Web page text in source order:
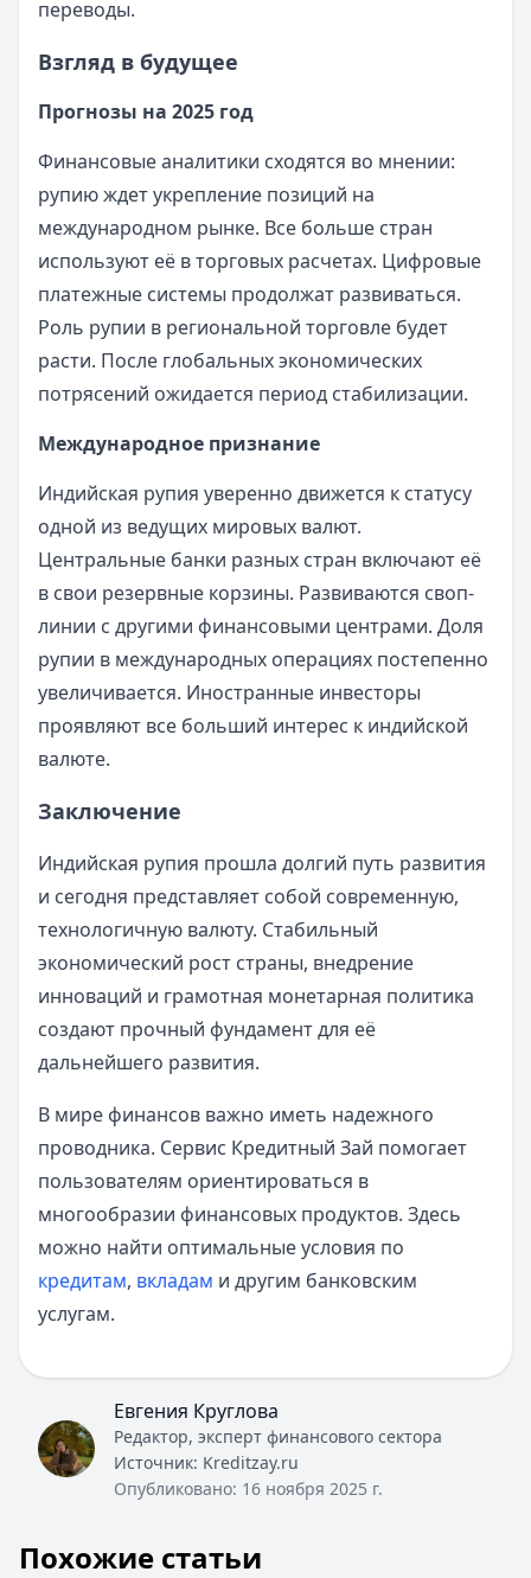
переводы.
Взгляд в будущее
Прогнозы на 2025 год
Финансовые аналитики сходятся во мнении:
рупию ждет укрепление позиций на
международном рынке. Все больше стран
используют её в торговых расчетах. Цифровые
платежные системы продолжат развиваться.
Роль рупии в региональной торговле будет
расти. После глобальных экономических
потрясений ожидается период стабилизации.
Международное признание
Индийская рупия уверенно движется к статусу
одной из ведущих мировых валют.
Центральные банки разных стран включают её
в свои резервные корзины. Развиваются своп-
линии с другими финансовыми центрами. Доля
рупии в международных операциях постепенно
увеличивается. Иностранные инвесторы
проявляют все больший интерес к индийской
валюте.
Заключение
Индийская рупия прошла долгий путь развития
и сегодня представляет собой современную,
технологичную валюту. Стабильный
экономический рост страны, внедрение
инноваций и грамотная монетарная политика
создают прочный фундамент для её
дальнейшего развития.
В мире финансов важно иметь надежного
проводника. Сервис Кредитный Зай помогает
пользователям ориентироваться в
многообразии финансовых продуктов. Здесь
можно найти оптимальные условия по
кредитам, вкладам и другим банковским
услугам.
Евгения Круглова
Редактор, эксперт финансового сектора
Источник: Kreditzay.ru
Опубликовано: 16 ноября 2025 г.
Похожие статьи